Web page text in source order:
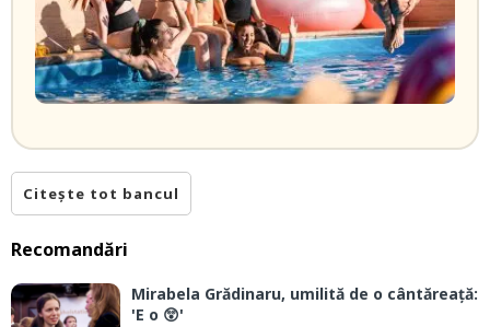
Citește tot bancul
Recomandări
Mirabela Grădinaru, umilită de o cântăreață:
'E o 😲'